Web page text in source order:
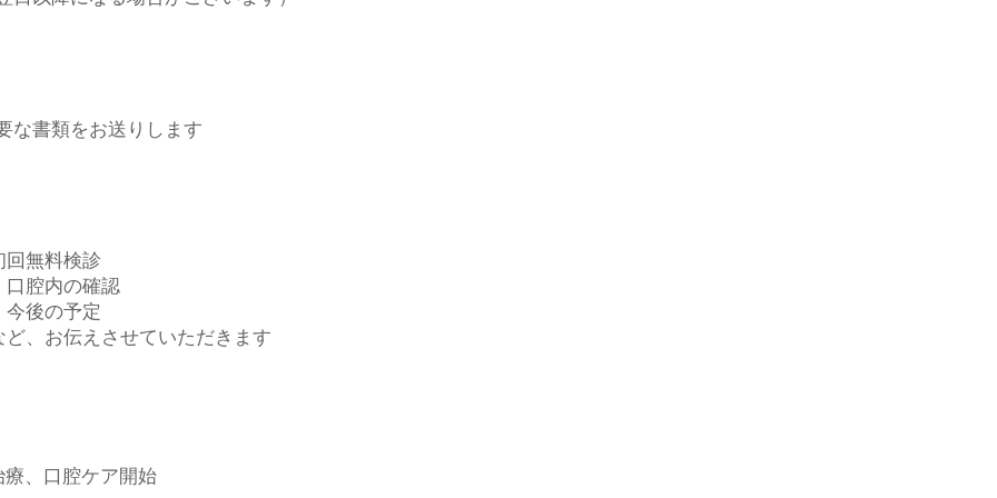
な書類をお送りします
回無料検診
口腔内の確認
今後の予定
ど、お伝えさせていただきます
療、口腔ケア開始